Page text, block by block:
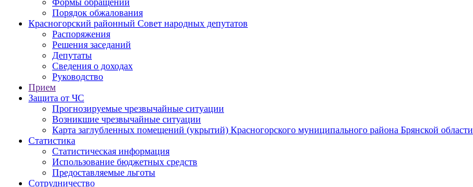
Порядок обжалования
Красногорский районный Совет народных депутатов
Распоряжения
Решения заседаний
Депутаты
Сведения о доходах
Руководство
Прием
Защита от ЧС
Прогнозируемые чрезвычайные ситуации
Возникшие чрезвычайные ситуации
Карта заглубленных помещений (укрытий) Красногорского муниципального района Брянской области
Статистика
Статистическая информация
Использование бюджетных средств
Предоставляемые льготы
Сотрудничество